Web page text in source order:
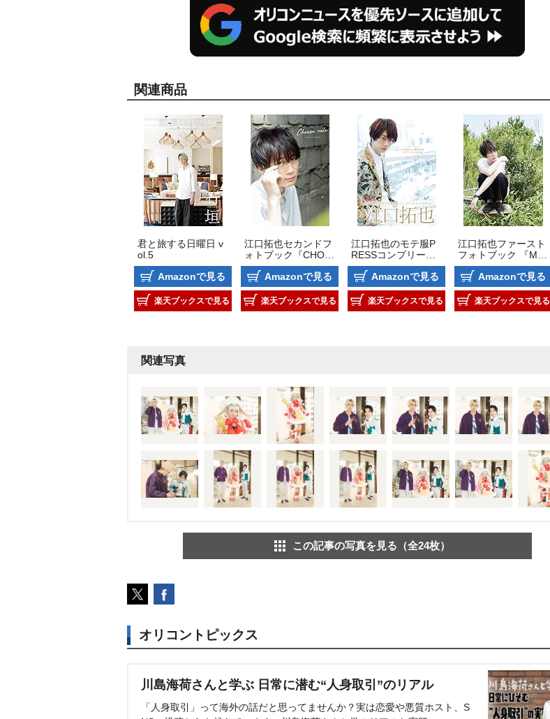
関連商品
君と旅する日曜日 v
ol.5
Amazonで見る
楽天ブックスで見る
江口拓也セカンドフ
ォトブック『CHOO
SE RULE』
Amazonで見る
楽天ブックスで見る
江口拓也のモテ服P
RESSコンプリート
フォトBOOK
Amazonで見る
楽天ブックスで見る
江口拓也ファースト
フォトブック 『ME
ET』
Amazonで見る
楽天ブックスで見る
関連写真
この記事の写真を見る（全24枚）
オリコントピックス
川島海荷さんと学ぶ 日常に潜む“人身取引”のリアル
「人身取引」って海外の話だと思ってませんか？実は恋愛や悪質ホスト、S